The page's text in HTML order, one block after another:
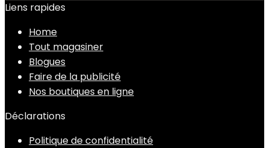
Liens rapides
Home
Tout magasiner
Blogues
Faire de la publicité
Nos boutiques en ligne
Déclarations
Politique de confidentialité